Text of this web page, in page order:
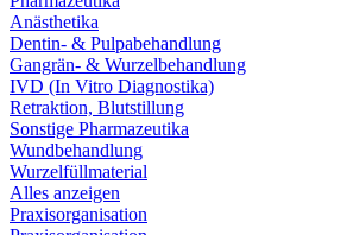
Anästhetika
Dentin- & Pulpabehandlung
Gangrän- & Wurzelbehandlung
IVD (In Vitro Diagnostika)
Retraktion, Blutstillung
Sonstige Pharmazeutika
Wundbehandlung
Wurzelfüllmaterial
Alles anzeigen
Praxisorganisation